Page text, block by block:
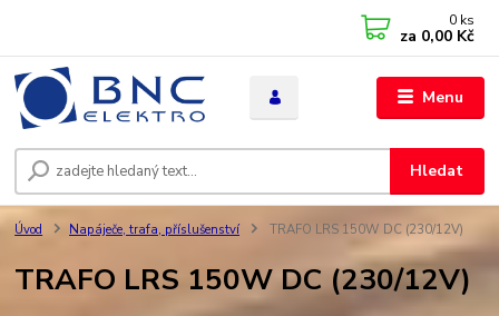
Menu
Hledat
0 ks
za 0,00 Kč
Úvod Napáječe, trafa, příslušenství TRAFO LRS 150W DC (230/12V)
TRAFO LRS 150W DC (230/12V)